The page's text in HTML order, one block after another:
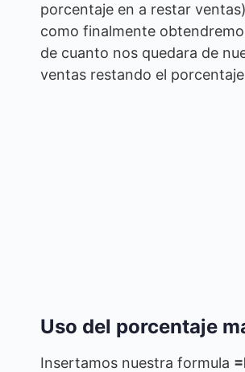
porcentaje en a restar
como finalmente
de cuanto nos quedara de
ventas restando el
Uso del porcentaje
Insertamos nuestra formula